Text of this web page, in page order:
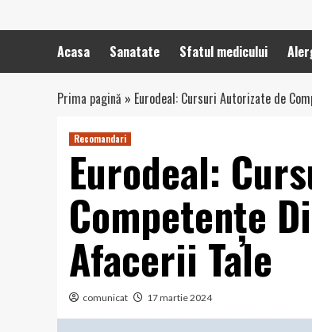
Acasa Sanatate Sfatul medicului
Prima pagină » Eurodeal: Cursuri Autorizate de
Recomandari
Eurodeal:
Competențe
Afacerii Tale
comunicat 17 martie 2024